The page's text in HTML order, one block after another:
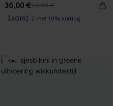
36,00 €40,00 €
【AG18】2 met 10% korting
Op voorraad
-10%